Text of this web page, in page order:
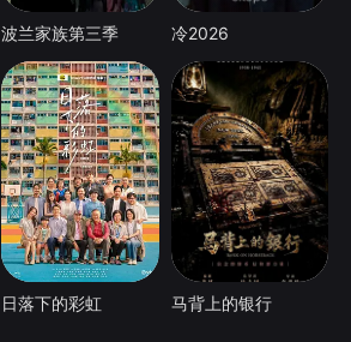
波兰家族第三季 冷2026
日落下的彩虹 马背上的银行